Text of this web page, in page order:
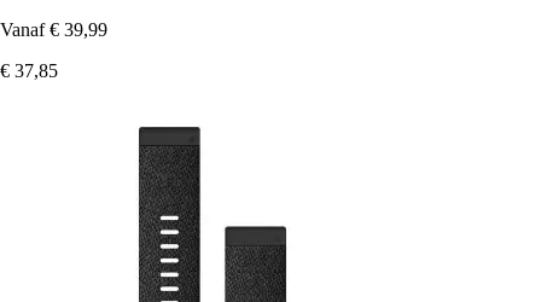
Vanaf € 39,99
€ 37,85